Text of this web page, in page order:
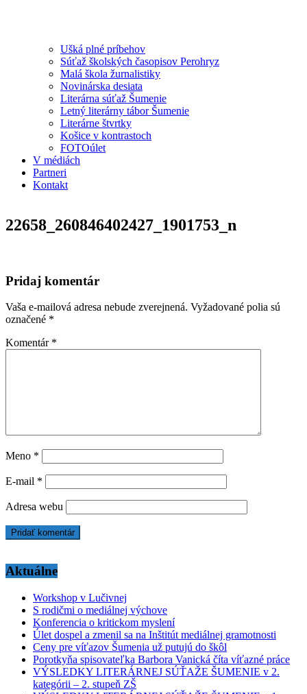
Ušká plné príbehov
Súťaž školských časopisov Perohryz
Malá škola žurnalistiky
Novinárska desiata
Literárna súťaž Šumenie
Letný literárny tábor Šumenie
Literárne štvrtky
Košice v kontrastoch
FOTOúlet
V médiách
Partneri
Kontakt
22658_260846402427_1901753_n
Pridaj komentár
Vaša e-mailová adresa nebude zverejnená. Vyžadované polia sú
označené *
Komentár *
Meno *
E-mail *
Adresa webu
Aktuálne
Workshop v Lučivnej
S rodičmi o mediálnej výchove
Konferencia o kritickom myslení
Úlet dospel a zmenil sa na Inštitút mediálnej gramotnosti
Ceny pre víťazov Šumenia už putujú do škôl
Porotkyňa spisovateľka Barbora Vanická číta víťazné práce
VÝSLEDKY LITERÁRNEJ SÚŤAŽE ŠUMENIE v 2.
kategórii – 2. stupeň ZŠ